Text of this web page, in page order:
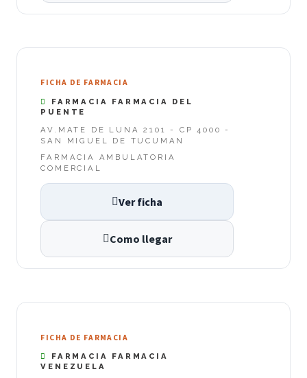
FICHA DE FARMACIA
FARMACIA FARMACIA DEL
PUENTE
AV.MATE DE LUNA 2101 - CP 4000 -
SAN MIGUEL DE TUCUMAN
FARMACIA AMBULATORIA
COMERCIAL
Ver ficha
Como llegar
FICHA DE FARMACIA
FARMACIA FARMACIA
VENEZUELA